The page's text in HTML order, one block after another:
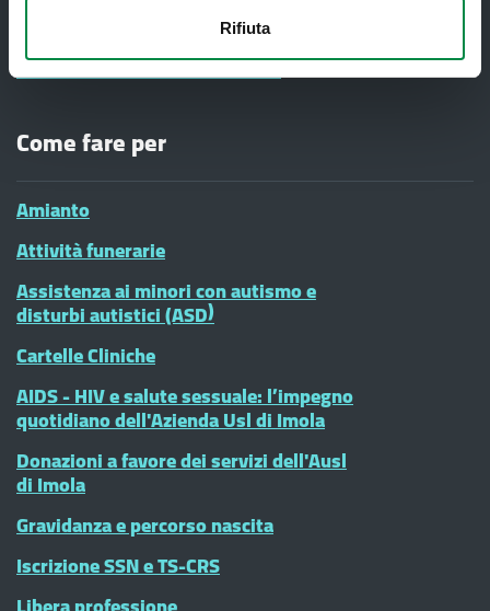
Rifiuta
#diciamoNo alla Violenza contro le
donne - CENTRI ANTIVIOLENZA
Come fare per
Amianto
Attività funerarie
Assistenza ai minori con autismo e
disturbi autistici (ASD)
Cartelle Cliniche
AIDS - HIV e salute sessuale: l’impegno
quotidiano dell'Azienda Usl di Imola
Donazioni a favore dei servizi dell'Ausl
di Imola
Gravidanza e percorso nascita
Iscrizione SSN e TS-CRS